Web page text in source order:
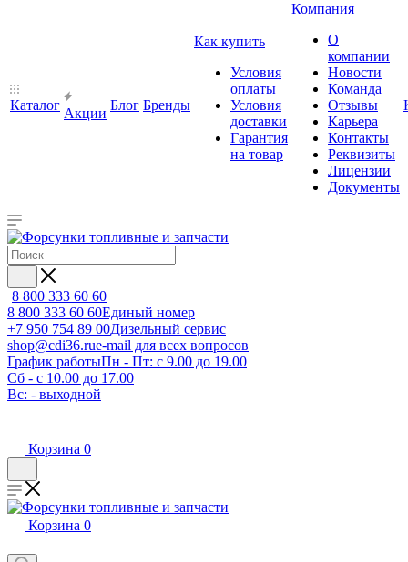
Каталог
Акции
Блог Бренды
Как купить
Условия
оплаты
Условия
доставки
Гарантия
на товар
Компания
О
компании
Новости
Команда
Отзывы
Карьера
Контакты
Реквизиты
Лицензии
Документы
8 800 333 60 60
8 800 333 60 60Единый номер
+7 950 754 89 00Дизельный сервис
shop@cdi36.rue-mail для всех вопросов
График работыПн - Пт: с 9.00 до 19.00
Сб - с 10.00 до 17.00
Вс: - выходной
Корзина 0
Корзина 0